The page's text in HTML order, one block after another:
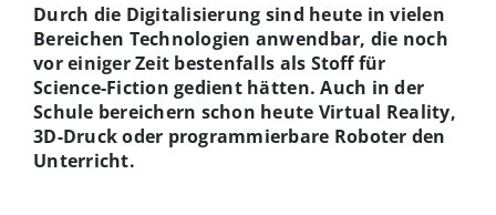
Durch die Digitalisierung sind heute in vielen
Bereichen Technologien anwendbar, die noch
vor einiger Zeit bestenfalls als Stoff für
Science-Fiction gedient hätten. Auch in der
Schule bereichern schon heute Virtual Reality,
3D-Druck oder programmierbare Roboter den
Unterricht.